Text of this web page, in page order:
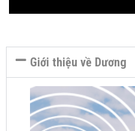
Giới thiệu về Dương